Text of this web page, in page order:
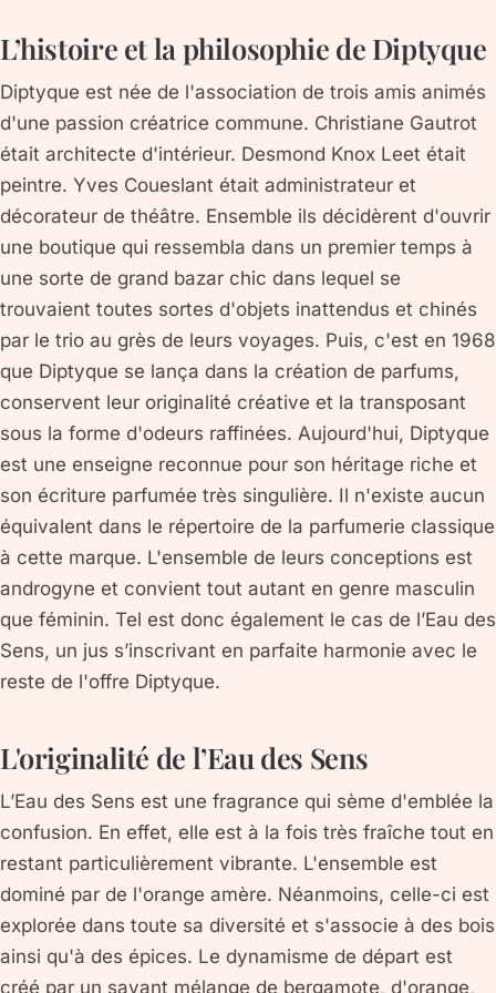
L’histoire et la philosophie de Diptyque
Diptyque est née de l'association de trois amis animés
d'une passion créatrice commune. Christiane Gautrot
était architecte d'intérieur. Desmond Knox Leet était
peintre. Yves Coueslant était administrateur et
décorateur de théâtre. Ensemble ils décidèrent d'ouvrir
une boutique qui ressembla dans un premier temps à
une sorte de grand bazar chic dans lequel se
trouvaient toutes sortes d'objets inattendus et chinés
par le trio au grès de leurs voyages. Puis, c'est en 1968
que Diptyque se lança dans la création de parfums,
conservent leur originalité créative et la transposant
sous la forme d'odeurs raffinées. Aujourd'hui, Diptyque
est une enseigne reconnue pour son héritage riche et
son écriture parfumée très singulière. Il n'existe aucun
équivalent dans le répertoire de la parfumerie classique
à cette marque. L'ensemble de leurs conceptions est
androgyne et convient tout autant en genre masculin
que féminin. Tel est donc également le cas de l’Eau des
Sens, un jus s’inscrivant en parfaite harmonie avec le
reste de l'offre Diptyque.
L'originalité de l’Eau des Sens
L’Eau des Sens est une fragrance qui sème d'emblée la
confusion. En effet, elle est à la fois très fraîche tout en
restant particulièrement vibrante. L'ensemble est
dominé par de l'orange amère. Néanmoins, celle-ci est
explorée dans toute sa diversité et s'associe à des bois
ainsi qu'à des épices. Le dynamisme de départ est
créé par un savant mélange de bergamote, d'orange,